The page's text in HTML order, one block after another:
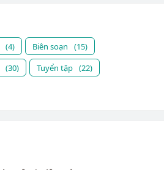
(4) Biên soạn
(15)
(30) Tuyển tập (22)